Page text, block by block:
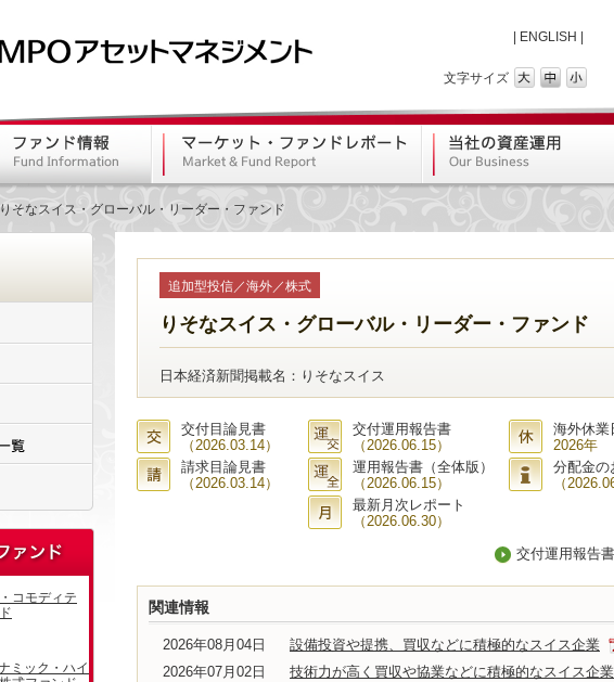
ENGLISH
文字サイズ
りそなスイス・グローバル・リーダー・ファンド
追加型投信／海外／株式
りそなスイス・グローバル・リーダー・ファンド
日本経済新聞掲載名：りそなスイス
交付目論見書
（2026.03.14）
請求目論見書
（2026.03.14）
交付運用報告書
（2026.06.15）
運用報告書（全体版）
（2026.06.15）
最新月次レポート
（2026.06.30）
海外休業
2026年
分配金の
（
交付運用報告
関連情報
2026年08月04日 設備投資や提携、買収などに積極的なスイス企業
2026年07月02日 技術力が高く買収や協業などに積極的なスイス企業